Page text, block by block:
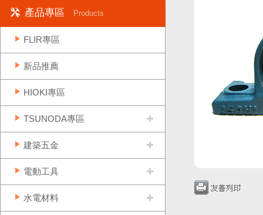
產品專區 Products
FLIR專區
新品推薦
HIOKI專區
TSUNODA專區
建築五金
電動工具
水電材料